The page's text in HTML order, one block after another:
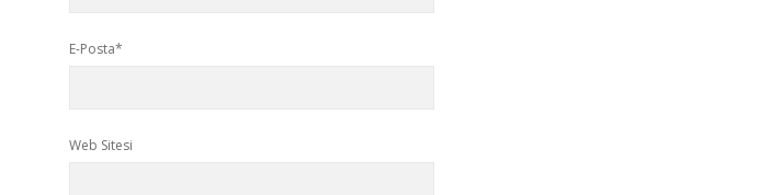
E-Posta*
Web Sitesi